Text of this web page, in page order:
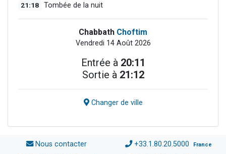
21:18 Tombée de la nuit
Chabbath Choftim
Vendredi 14 Août 2026
Entrée à 20:11
Sortie à 21:12
Changer de ville
Nous contacter +33.1.80.20.5000 France